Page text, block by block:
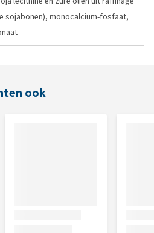
sojabonen), monocalcium-fosfaat,
ook